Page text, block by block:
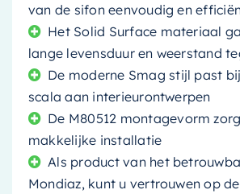
van de sifon eenvoudig en
Het Solid Surface materiaal
lange levensduur en weerstand
De moderne Smag stijl past
scala aan interieurontwerpen
De M80512 montagevorm
makkelijke installatie
Als product van het
Mondiaz, kunt u vertrouwen op